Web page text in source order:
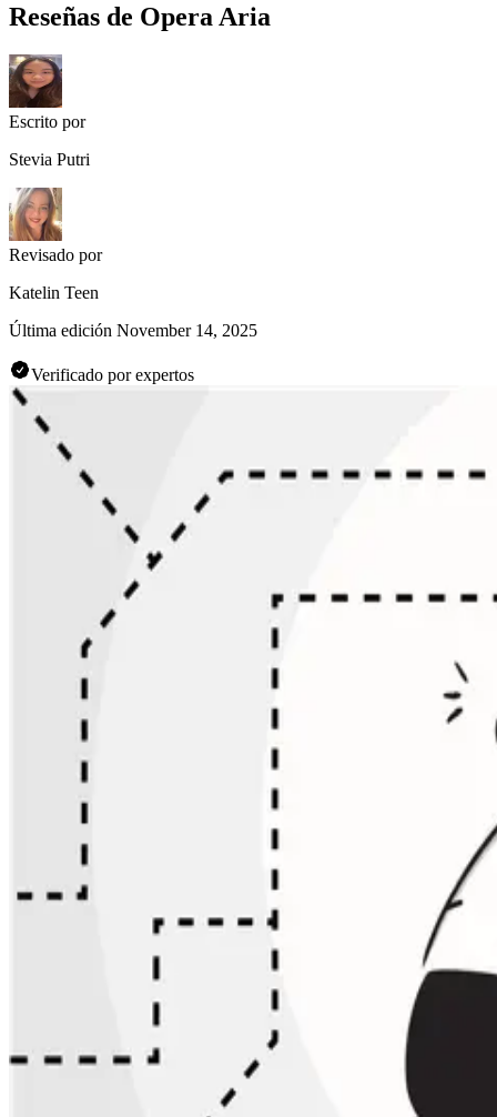
Reseñas de Opera Aria
Escrito por
Stevia Putri
Revisado por
Katelin Teen
Última edición November 14, 2025
Verificado por expertos